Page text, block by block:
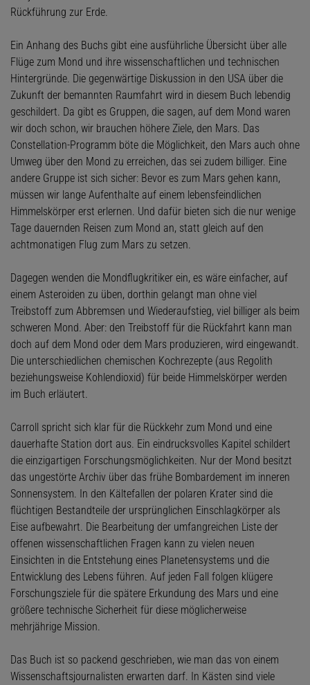
Rückführung zur Erde.
Ein Anhang des Buchs gibt eine ausführliche Übersicht über alle
Flüge zum Mond und ihre wissenschaftlichen und technischen
Hintergründe. Die gegenwärtige Diskussion in den USA über die
Zukunft der bemannten Raumfahrt wird in diesem Buch lebendig
geschildert. Da gibt es Gruppen, die sagen, auf dem Mond waren
wir doch schon, wir brauchen höhere Ziele, den Mars. Das
Constellation-Programm böte die Möglichkeit, den Mars auch ohne
Umweg über den Mond zu erreichen, das sei zudem billiger. Eine
andere Gruppe ist sich sicher: Bevor es zum Mars gehen kann,
müssen wir lange Aufenthalte auf einem lebensfeindlichen
Himmelskörper erst erlernen. Und dafür bieten sich die nur wenige
Tage dauernden Reisen zum Mond an, statt gleich auf den
achtmonatigen Flug zum Mars zu setzen.
Dagegen wenden die Mondflugkritiker ein, es wäre einfacher, auf
einem Asteroiden zu üben, dorthin gelangt man ohne viel
Treibstoff zum Abbremsen und Wiederaufstieg, viel billiger als beim
schweren Mond. Aber: den Treibstoff für die Rückfahrt kann man
doch auf dem Mond oder dem Mars produzieren, wird eingewandt.
Die unterschiedlichen chemischen Kochrezepte (aus Regolith
beziehungsweise Kohlendioxid) für beide Himmelskörper werden
im Buch erläutert.
Carroll spricht sich klar für die Rückkehr zum Mond und eine
dauerhafte Station dort aus. Ein eindrucksvolles Kapitel schildert
die einzigartigen Forschungsmöglichkeiten. Nur der Mond besitzt
das ungestörte Archiv über das frühe Bombardement im inneren
Sonnensystem. In den Kältefallen der polaren Krater sind die
flüchtigen Bestandteile der ursprünglichen Einschlagkörper als
Eise aufbewahrt. Die Bearbeitung der umfangreichen Liste der
offenen wissenschaftlichen Fragen kann zu vielen neuen
Einsichten in die Entstehung eines Planetensystems und die
Entwicklung des Lebens führen. Auf jeden Fall folgen klügere
Forschungsziele für die spätere Erkundung des Mars und eine
größere technische Sicherheit für diese möglicherweise
mehrjährige Mission.
Das Buch ist so packend geschrieben, wie man das von einem
Wissenschaftsjournalisten erwarten darf. In Kästen sind viele